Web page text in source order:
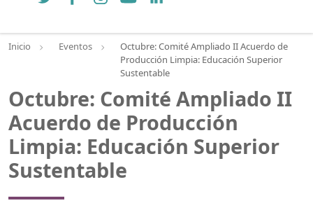
Inicio Eventos
Octubre: Comité Ampliado II Acuerdo de
Producción Limpia: Educación Superior
Sustentable
Octubre: Comité Ampliado II
Acuerdo de Producción
Limpia: Educación Superior
Sustentable